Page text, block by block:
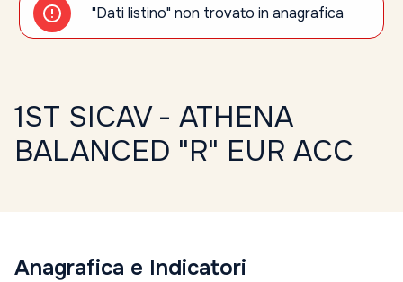
"Dati listino" non trovato in anagrafica
1ST SICAV - ATHENA
BALANCED "R" EUR ACC
Anagrafica e Indicatori